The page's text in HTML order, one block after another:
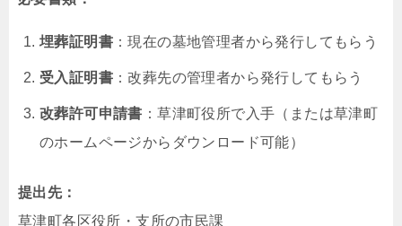
埋葬証明書 ：現在の墓地管理者から発行してもらう
受入証明書 ：改葬先の管理者から発行してもらう
改葬許可申請書 ：草津町役所で入手（または草津町
のホームページからダウンロード可能）
提出先：
草津町各区役所・支所の市民課